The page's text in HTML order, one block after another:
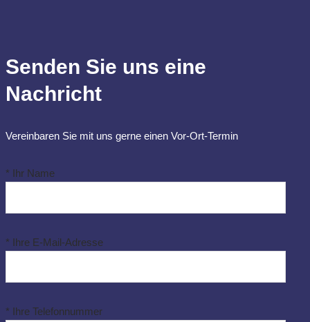
Senden Sie uns eine
Nachricht
Vereinbaren Sie mit uns gerne einen Vor-Ort-Termin
* Ihr Name
* Ihre E-Mail-Adresse
* Ihre Telefonnummer